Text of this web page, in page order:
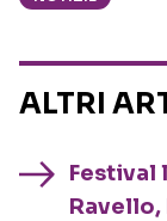
ALTRI
Festival
Ravello,